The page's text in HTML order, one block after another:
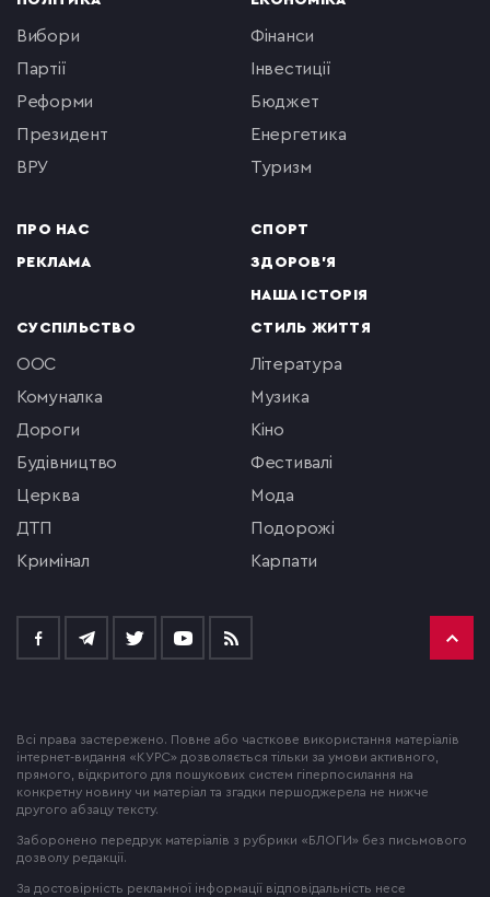
вибори
партії
реформи
президент
ВРУ
ПРО НАС
РЕКЛАМА
фінанси
інвестиції
бюджет
енергетика
туризм
СПОРТ
ЗДОРОВ'Я
НАША ІСТОРІЯ
СУСПІЛЬСТВО
ООС
комуналка
Дороги
будівництво
церква
ДТП
кримінал
СТИЛЬ ЖИТТЯ
література
музика
кіно
фестивалі
мода
подорожі
Карпати
Всі права застережено. Повне або часткове використання матеріалів
інтернет-видання «КУРС» дозволяється тільки за умови активного,
прямого, відкритого для пошукових систем гіперпосилання на
конкретну новину чи матеріал та згадки першоджерела не нижче
другого абзацу тексту.
Заборонено передрук матеріалів з рубрики «БЛОГИ» без письмового
дозволу редакції.
За достовірність рекламної інформації відповідальність несе